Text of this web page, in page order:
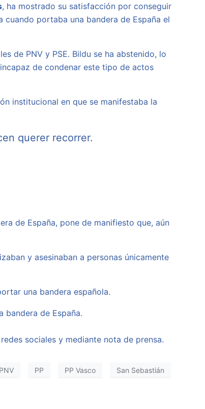
, ha mostrado su satisfacción por conseguir
portaba una bandera de España el
de PNV y PSE. Bildu se ha abstenido, lo
de condenar este tipo de actos
institucional en que se manifestaba la
querer recorrer.
de España, pone de manifiesto que, aún
y asesinaban a personas únicamente
una bandera española.
bandera de España.
sociales y mediante nota de prensa.
PNV PP PP Vasco San Sebastián